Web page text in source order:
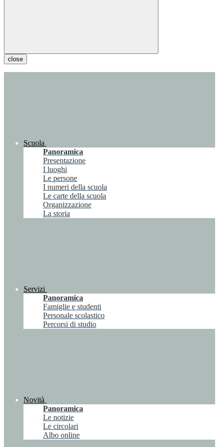
close
Scuola
Panoramica
Presentazione
I luoghi
Le persone
I numeri della scuola
Le carte della scuola
Organizzazione
La storia
Servizi
Panoramica
Famiglie e studenti
Personale scolastico
Percorsi di studio
Novità
Panoramica
Le notizie
Le circolari
Albo online